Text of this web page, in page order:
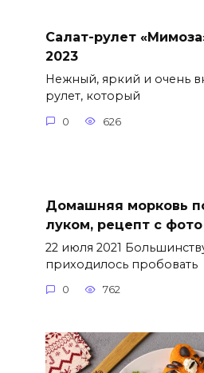
Салат-рулет
2023
Нежный, яркий и очень
рулет, который
0 626
Домашняя морковь
луком, рецепт с фото
22 июля 2021
приходилось пробовать
0 762